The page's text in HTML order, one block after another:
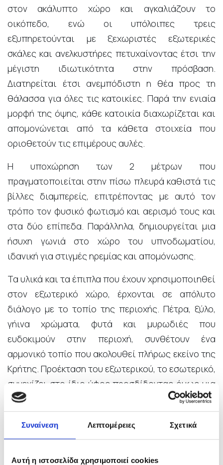
Συναίνεση Λεπτομέρειες Σχετικά
Αυτή η ιστοσελίδα χρησιμοποιεί cookies
στον ακάλυπτο χώρο και αγκαλιάζουν το
οικόπεδο, ενώ οι υπόλοιπες τρεις
εξυπηρετούνται με ξεχωριστές εξωτερικές
σκάλες και ανελκυστήρες πετυχαίνοντας έτσι την
μέγιστη ιδιωτικότητα στην πρόσβαση.
Διατηρείται έτσι ανεμπόδιστη η θέα προς τη
θάλασσα για όλες τις κατοικίες. Παρά την ενιαία
μορφή της όψης, κάθε κατοικία διαχωρίζεται και
απομονώνεται από τα κάθετα στοιχεία που
οριοθετούν τις επιμέρους αυλές.
Η υποχώρηση των 2 μέτρων που
πραγματοποιείται στην πίσω πλευρά καθιστά τις
βίλλες διαμπερείς, επιτρέποντας με αυτό τον
τρόπο τον φυσικό φωτισμό και αερισμό τους και
στα δύο επίπεδα. Παράλληλα, δημιουργείται μια
ήσυχη γωνιά στο χώρο του υπνοδωματίου,
ιδανική για στιγμές ηρεμίας και απομόνωσης.
Τα υλικά και τα έπιπλα που έχουν χρησιμοποιηθεί
στον εξωτερικό χώρο, έρχονται σε απόλυτο
διάλογο με το τοπίο της περιοχής. Πέτρα, ξύλο,
γήινα χρώματα, φυτά και μυρωδιές που
ευδοκιμούν στην περιοχή, συνθέτουν ένα
αρμονικό τοπίο που ακολουθεί πλήρως εκείνο της
Κρήτης. Προέκταση του εξωτερικού, το εσωτερικό,
συνεχίζει στο ίδιο ύφος προσδίδοντας όμως μια
ιδιαίτερη αίσθηση πολυτέλειας ενώ παράλληλα
ακολουθείται και η υλικότητα που έχει
χρησιμοποιηθεί στους εξωτερικούς χώρους. Το
συγκρότημα διαθέτει υποδομές που το
αναδεικνύουν όλες τις εποχές του χρόνου, με τις